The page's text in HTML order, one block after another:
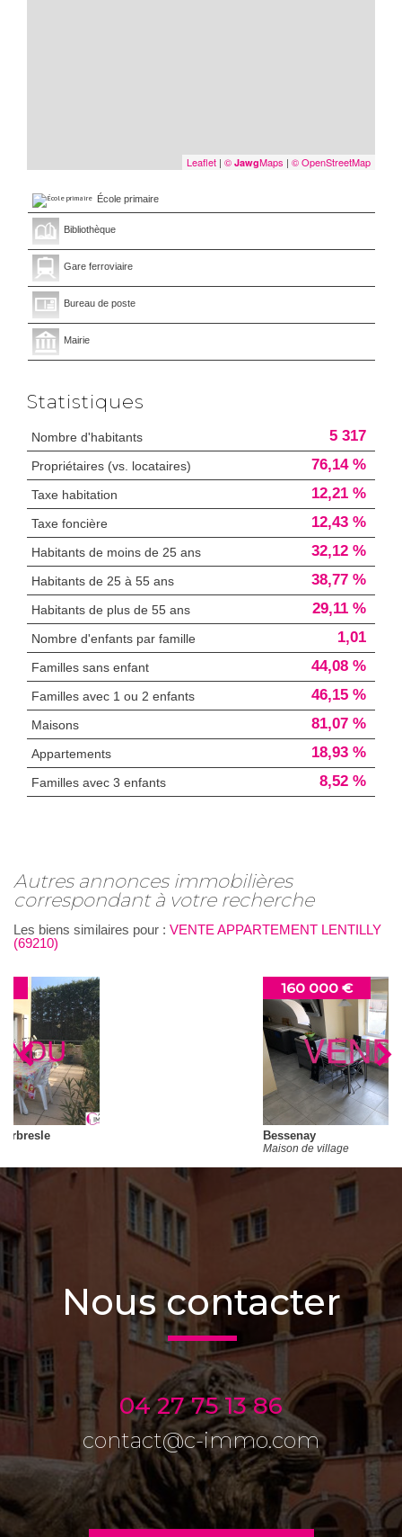
Leaflet | © JawgMaps | © OpenStreetMap
École primaire
Bibliothèque
Gare ferroviaire
Bureau de poste
Mairie
Statistiques
Nombre d'habitants 5 317
Propriétaires (vs. locataires) 76,14 %
Taxe habitation 12,21 %
Taxe foncière 12,43 %
Habitants de moins de 25 ans 32,12 %
Habitants de 25 à 55 ans 38,77 %
Habitants de plus de 55 ans 29,11 %
Nombre d'enfants par famille 1,01
Familles sans enfant 44,08 %
Familles avec 1 ou 2 enfants 46,15 %
Maisons 81,07 %
Appartements 18,93 %
Familles avec 3 enfants 8,52 %
autres annonces immobilières
correspondant à votre recherche
Les biens similaires pour : VENTE APPARTEMENT LENTILLY
(69210)
nous contacter
04 27 75 13 86
contact@c-immo.com